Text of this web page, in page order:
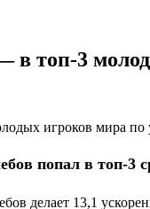
топ-3
попал в топ-3
делает 13,1